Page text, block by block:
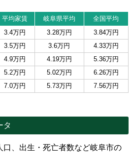
平均家賃 岐阜県平均
全国平均
3.4万円 3.28万円
3.84万円
3.5万円 3.6万円
4.33万円
4.9万円 4.19万円
5.36万円
5.2万円 5.02万円
6.26万円
7.0万円 5.73万円 7.56万円
タ
口、出生・死亡者数など岐阜市の